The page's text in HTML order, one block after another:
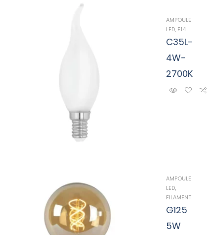
AMPOULE
LED, E14
C35L-
4W-
2700K
AMPOULE
LED,
FILAMENT
G125
5W